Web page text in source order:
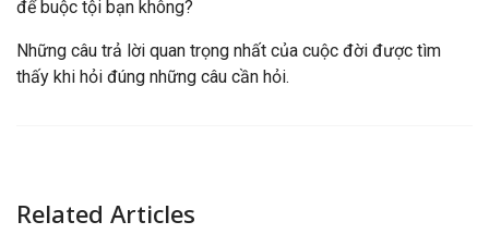
để buộc tội bạn không?
Những câu trả lời quan trọng nhất của cuộc đời được tìm
thấy khi hỏi đúng những câu cần hỏi.
Related Articles